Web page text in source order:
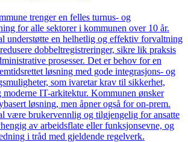
trenger en felles turnus- og
for alle sektorer i kommunen over 10 år.
understøtte en helhetlig og effektiv forvaltning
dobbeltregistreringer, sikre lik praksis
prosesser. Det er behov for en
løsning med gode integrasjons- og
som ivaretar krav til sikkerhet,
moderne IT-arkitektur. Kommunen ønsker
løsning, men åpner også for on-prem.
være brukervennlig og tilgjengelig for ansatte
av arbeidsflate eller funksjonsevne, og
i tråd med gjeldende regelverk.